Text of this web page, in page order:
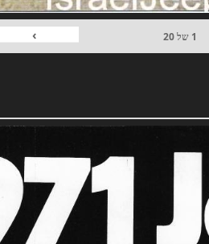
1 של20
›